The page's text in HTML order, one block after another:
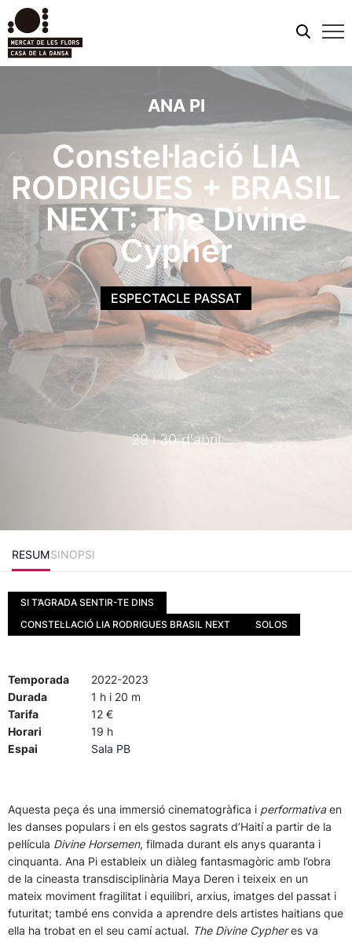
ANA PI
Constel·lació LIA
RODRIGUES + BRASIL
NEXT: The Divine
Cypher
29 i 30 d'abril
ESPECTACLE PASSAT
RESUMSINOPSI
SI T’AGRADA SENTIR-TE DINS
CONSTEL·LACIÓ LIA RODRIGUES BRASIL NEXT
SOLOS
Temporada
2022-2023
Durada
1 h i 20 m
Tarifa
12 €
Horari
19 h
Espai
Sala PB
Aquesta peça és una immersió cinematogràfica i performativaen
les danses populars i en els gestos sagrats d’Haití a partir de la
pel·lícula Divine Horsemen, filmada durant els anys quaranta i
cinquanta. Ana Pi estableix un diàleg fantasmagòric amb l’obra
de la cineasta transdisciplinària Maya Deren i teixeix en un
mateix moviment fragilitat i equilibri, arxius, imatges del passat i
futuritat; també ens convida a aprendre dels artistes haitians que
ella ha trobat en el seu camí actual. The Divine Cypheres va